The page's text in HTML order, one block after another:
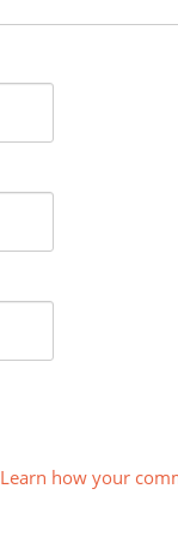
Learn how your